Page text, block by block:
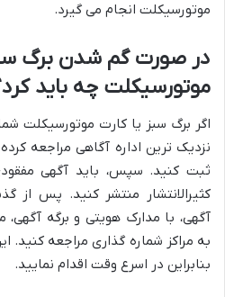
موتورسیکلت انجام می گیرد.
در صورت گم شدن برگ
موتورسیکلت چه باید
اگر برگ سبز یا کارت موتورسیکلت
نزدیک ترین اداره آگاهی مراجعه
ثبت کنید. سپس، باید آگهی
آگهی، با مدارک هویتی و برگه آگهی،
به مراکز شماره گذاری مراجعه کنید.
بنابراین در اسرع وقت اقدام نمایید.